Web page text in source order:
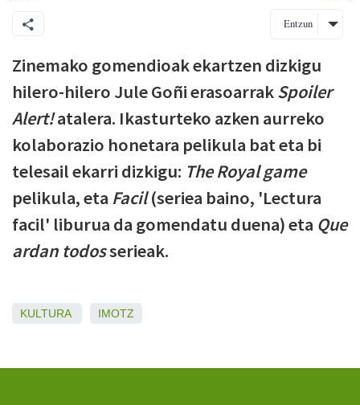
Entzun
Zinemako gomendioak ekartzen dizkigu
hilero-hilero Jule Goñi erasoarrakSpoiler
Alert!atalera. Ikasturteko azken aurreko
kolaborazio honetara pelikula bat eta bi
telesail ekarri dizkigu: The Royal game
pelikula, eta Facil(seriea baino, 'Lectura
facil' liburua da gomendatu duena) eta Que
ardan todosserieak.
KULTURA IMOTZ